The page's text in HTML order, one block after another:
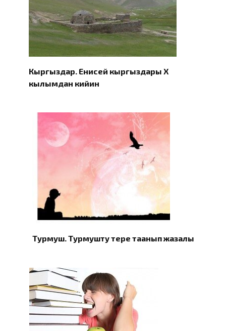
Кыргыздар. Eнисей кыргыздары X
кылымдан кийин
Турмуш. Турмушту терең таанып жазалы